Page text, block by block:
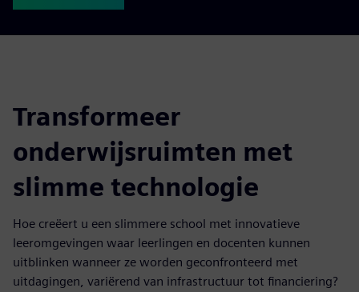
Transformeer
onderwijsruimten met
slimme technologie
Hoe creëert u een slimmere school met innovatieve
leeromgevingen waar leerlingen en docenten kunnen
uitblinken wanneer ze worden geconfronteerd met
uitdagingen, variërend van infrastructuur tot financiering?